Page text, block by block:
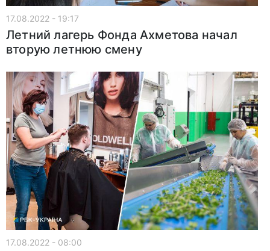
17.08.2022 - 19:17
Летний лагерь Фонда Ахметова начал
вторую летнюю смену
17.08.2022 - 08:00